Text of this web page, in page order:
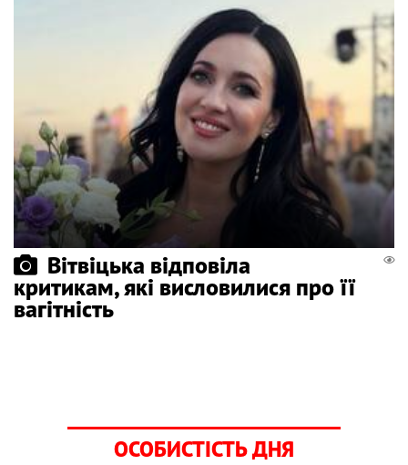
Вітвіцька відповіла
критикам, які висловилися про її
вагітність
ОСОБИСТІСТЬ ДНЯ